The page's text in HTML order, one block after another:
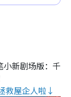
小新剧场版：千
救屋企人啦↓